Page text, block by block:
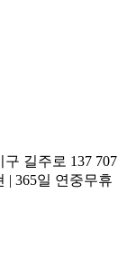
길주로 137 707
| 365일 연중무휴